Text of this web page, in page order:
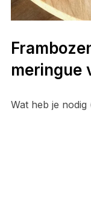
meringue
Wat heb je